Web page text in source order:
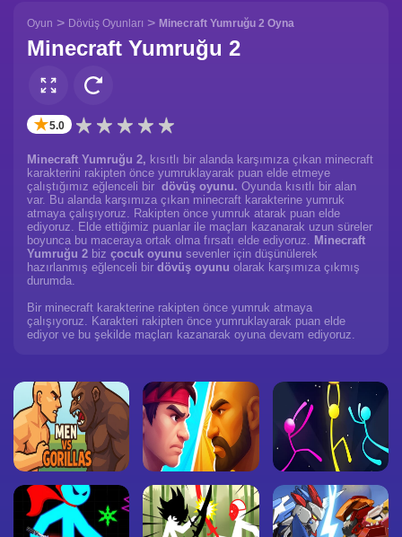
Oyun > Dövüş Oyunları > Minecraft Yumruğu 2 Oyna
Minecraft Yumruğu 2
✭5.0
Minecraft Yumruğu 2, kısıtlı bir alanda karşımıza çıkan minecraft
karakterini rakipten önce yumruklayarak puan elde etmeye
çalıştığımız eğlenceli bir dövüş oyunu. Oyunda kısıtlı bir alan
var. Bu alanda karşımıza çıkan minecraft karakterine yumruk
atmaya çalışıyoruz. Rakipten önce yumruk atarak puan elde
ediyoruz. Elde ettiğimiz puanlar ile maçları kazanarak uzun süreler
boyunca bu maceraya ortak olma fırsatı elde ediyoruz. Minecraft
Yumruğu 2 biz çocuk oyunu sevenler için düşünülerek
hazırlanmış eğlenceli bir dövüş oyunu olarak karşımıza çıkmış
durumda.
Bir minecraft karakterine rakipten önce yumruk atmaya
çalışıyoruz. Karakteri rakipten önce yumruklayarak puan elde
ediyor ve bu şekilde maçları kazanarak oyuna devam ediyoruz.